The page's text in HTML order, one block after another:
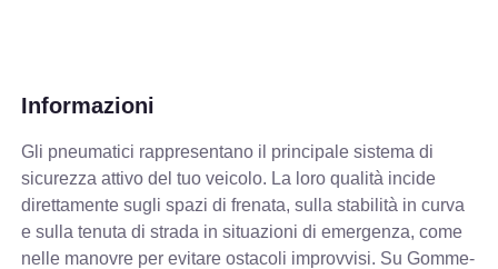
Informazioni
Gli pneumatici rappresentano il principale sistema di
sicurezza attivo del tuo veicolo. La loro qualità incide
direttamente sugli spazi di frenata, sulla stabilità in curva
e sulla tenuta di strada in situazioni di emergenza, come
nelle manovre per evitare ostacoli improvvisi. Su Gomme-